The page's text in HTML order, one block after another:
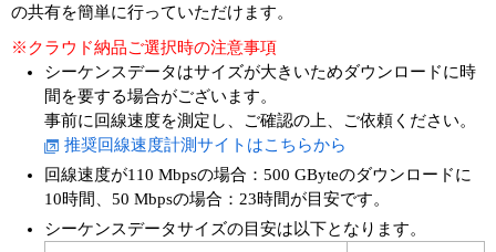
の共有を簡単に行っていただけます。
※クラウド納品ご選択時の注意事項
シーケンスデータはサイズが大きいためダウンロードに時
間を要する場合がございます。
事前に回線速度を測定し、ご確認の上、ご依頼ください。
推奨回線速度計測サイトはこちらから
回線速度が110 Mbpsの場合：500 GByteのダウンロードに
10時間、50 Mbpsの場合：23時間が目安です。
シーケンスデータサイズの目安は以下となります。